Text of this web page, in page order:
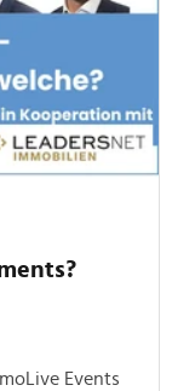
Events